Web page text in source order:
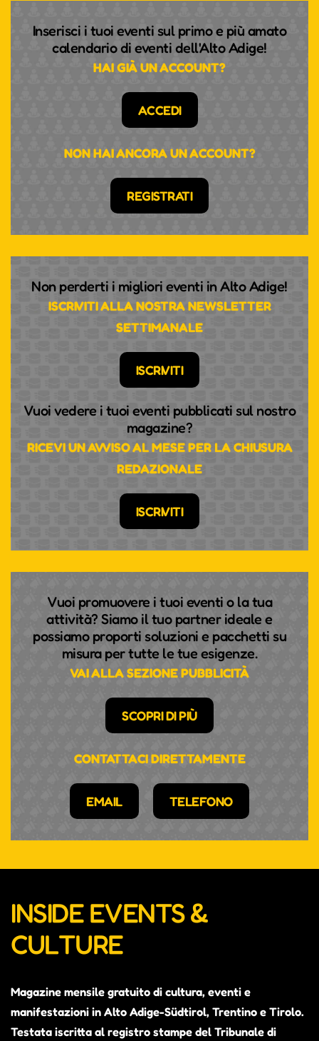
Inserisci i tuoi eventi sul primo e più amato
calendario di eventi dell'Alto Adige!
HAI GIÀ UN ACCOUNT?
ACCEDI
NON HAI ANCORA UN ACCOUNT?
REGISTRATI
Non perderti i migliori eventi in Alto Adige!
ISCRIVITI ALLA NOSTRA NEWSLETTER
SETTIMANALE
ISCRIVITI
Vuoi vedere i tuoi eventi pubblicati sul nostro
magazine?
RICEVI UN AVVISO AL MESE PER LA CHIUSURA
REDAZIONALE
ISCRIVITI
Vuoi promuovere i tuoi eventi o la tua
attività? Siamo il tuo partner ideale e
possiamo proporti soluzioni e pacchetti su
misura per tutte le tue esigenze.
VAI ALLA SEZIONE PUBBLICITÀ
SCOPRI DI PIÙ
CONTATTACI DIRETTAMENTE
EMAIL TELEFONO
INSIDE EVENTS &
CULTURE
Magazine mensile gratuito di cultura, eventi e
manifestazioni in Alto Adige-Südtirol, Trentino e Tirolo.
Testata iscritta al registro stampe del Tribunale di